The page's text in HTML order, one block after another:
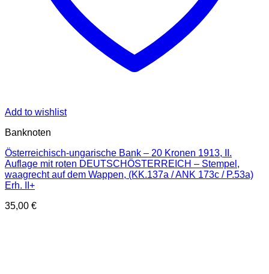
Add to wishlist
Banknoten
Österreichisch-ungarische Bank – 20 Kronen 1913, II.
Auflage mit roten DEUTSCHÖSTERREICH – Stempel,
waagrecht auf dem Wappen, (KK.137a / ANK 173c / P.53a)
Erh. II+
35,00 €